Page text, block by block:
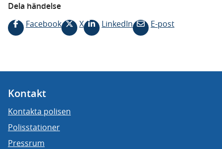
Dela händelse
Facebook
X LinkedIn E-post
Kontakt
Kontakta polisen
Polisstationer
Pressrum